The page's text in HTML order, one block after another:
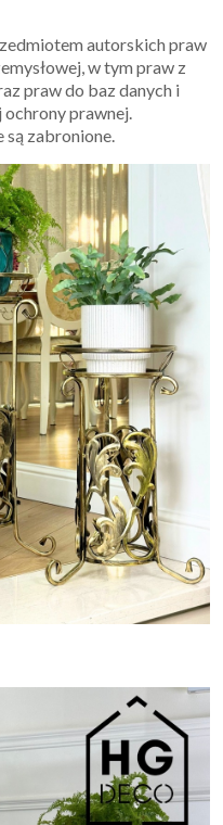
autorskich praw
w tym praw z
praw do baz danych i
prawnej.
są zabronione.